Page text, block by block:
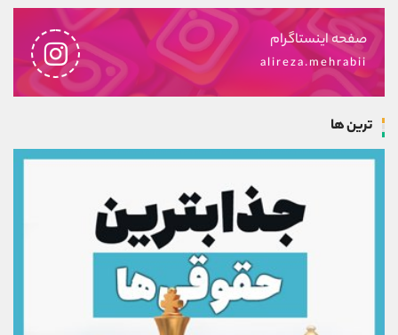
صفحه اینستاگرام
alireza.mehrabii
ترین ها